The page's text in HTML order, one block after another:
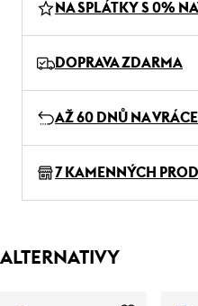
NA SPLÁTKY S 0%
DOPRAVA ZDARMA
AŽ 60 DNŮ NA
7 KAMENNÝCH
ALTERNATIVY